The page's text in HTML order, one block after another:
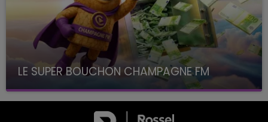
LE SUPER BOUCHON CHAMPAGNE FM
avec La Famille Champagne FM, à 8H10